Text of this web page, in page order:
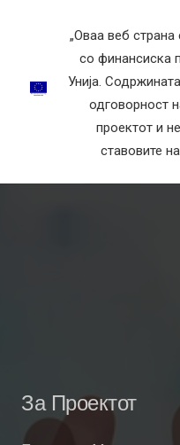
„Оваа веб
со финансиска
Унија.
одговорност
проектот и
ставовите
За Проектот